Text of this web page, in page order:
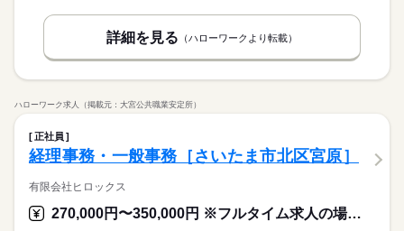
詳細を見る （ハローワークより転載）
ハローワーク求人（掲載元：大宮公共職業安定所）
正社員
経理事務・一般事務［さいたま市北区宮原］
有限会社ヒロックス
270,000円〜350,000円 ※フルタイム求人の場合は月額（換算額）、パート求人の場合は時間額を表示しています。